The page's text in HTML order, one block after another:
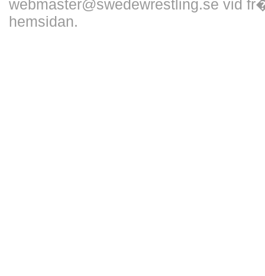
webmaster@swedewrestling.se vid
hemsidan.